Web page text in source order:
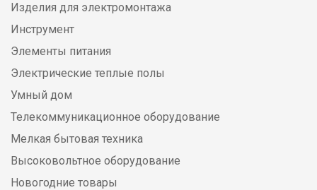
Изделия для электромонтажа
Инструмент
Элементы питания
Электрические теплые полы
Умный дом
Телекоммуникационное оборудование
Мелкая бытовая техника
Высоковольтное оборудование
Новогодние товары